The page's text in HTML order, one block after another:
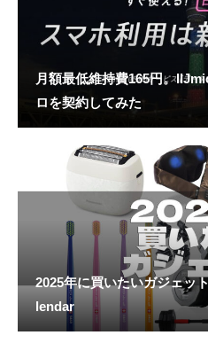
月額最低維持費165円。
ロを契約してみた
2025年に買いたいガジェッ
lendar